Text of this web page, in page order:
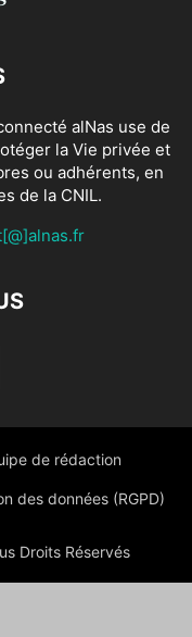
alNas use de
la Vie privée et
ou adhérents, en
de la CNIL.
de rédaction
des données (RGPD)
Droits Réservés